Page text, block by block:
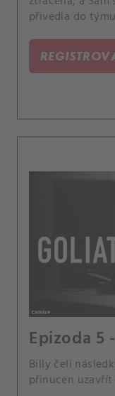
přivedla do
Epizoda 5
Billy čelí
přinucen